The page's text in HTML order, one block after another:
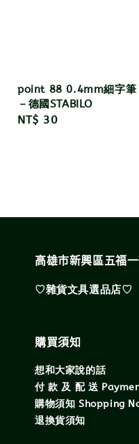
point 88 0.4mm細字筆
－德國STABILO
Regular
NT$ 30
高雄市新興區五福
♡雜貨文具選品店♡
購買須知
想和大家說的話
付 款 及 配 送
購物須知 Shopping
退換貨須知